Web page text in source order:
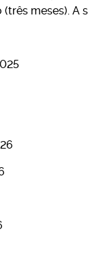
meses). A